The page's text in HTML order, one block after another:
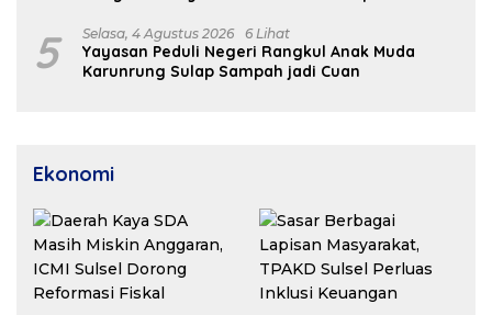
5 Selasa, 4 Agustus 2026 6 Lihat
Yayasan Peduli Negeri Rangkul Anak Muda
Karunrung Sulap Sampah jadi Cuan
Ekonomi